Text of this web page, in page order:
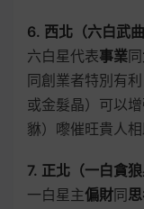
6. 西北（六白武
六白星代表事業同
同創業者特別有
或金髮晶）可以
貅）嚟催旺貴人相
7. 正北（一白貪
一白星主偏財同